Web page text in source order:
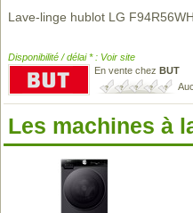
Lave-linge hublot LG
Disponibilité / délai * : Voir site
En vente chez BUT
Les machines à